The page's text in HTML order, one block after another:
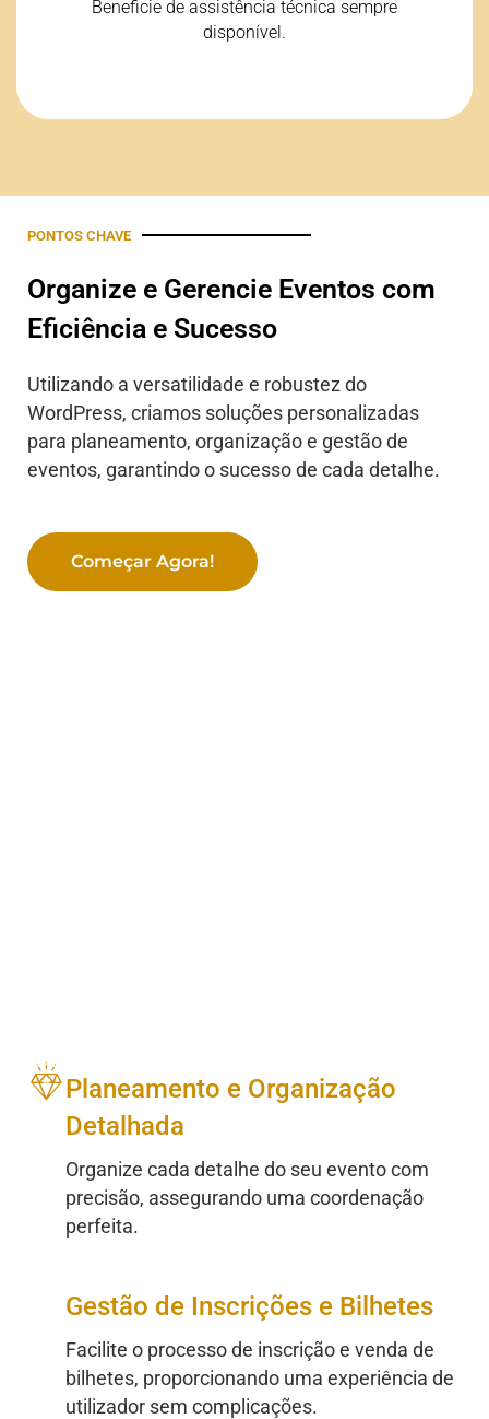
Beneficie de assistência técnica sempre
disponível.
bom funcionamento do seu evento.
PONTOS CHAVE
Organize e Gerencie Eventos com
Eficiência e Sucesso
Utilizando a versatilidade e robustez do
WordPress, criamos soluções personalizadas
para planeamento, organização e gestão de
eventos, garantindo o sucesso de cada detalhe.
Começar Agora!
Planeamento e Organização
Detalhada
Organize cada detalhe do seu evento com
precisão, assegurando uma coordenação
perfeita.
Gestão de Inscrições e Bilhetes
Facilite o processo de inscrição e venda de
bilhetes, proporcionando uma experiência de
utilizador sem complicações.